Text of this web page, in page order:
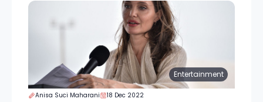
Entertainment
Anisa Suci Maharani 18 Dec 2022